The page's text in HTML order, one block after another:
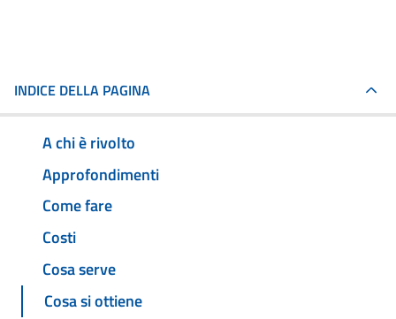
INDICE DELLA PAGINA
A chi è rivolto
Approfondimenti
Come fare
Costi
Cosa serve
Cosa si ottiene